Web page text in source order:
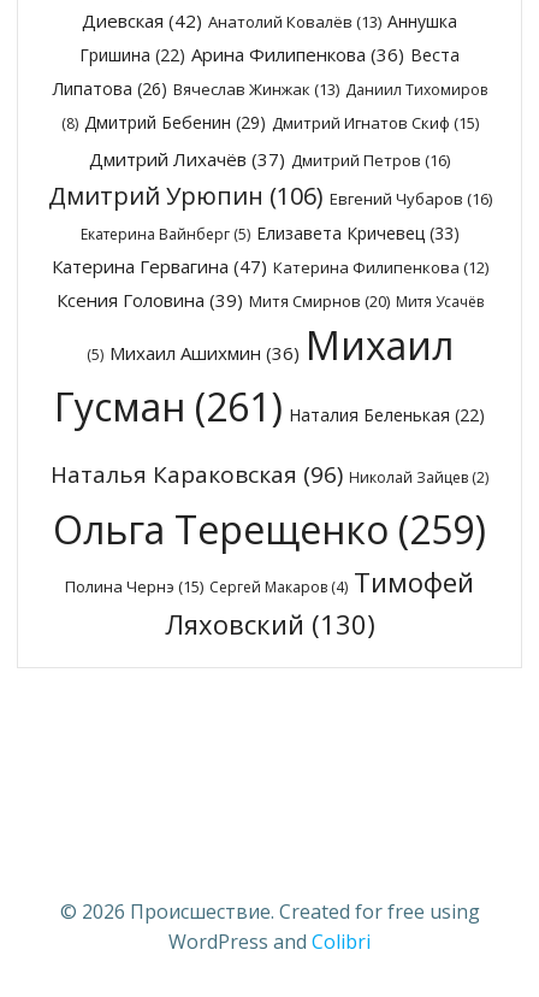
Диевская (42) Анатолий Ковалёв (13) Аннушка
Гришина (22) Арина Филипенкова (36) Веста
Липатова (26) Вячеслав Жинжак (13) Даниил Тихомиров
(8) Дмитрий Бебенин (29) Дмитрий Игнатов Скиф (15)
Дмитрий Лихачёв (37) Дмитрий Петров (16)
Дмитрий Урюпин (106) Евгений Чубаров (16)
Екатерина Вайнберг(5) Елизавета Кричевец (33)
Катерина Гервагина (47) Катерина Филипенкова (12)
Ксения Головина (39) Митя Смирнов (20) Митя Усачёв
(5) Михаил Ашихмин (36) Михаил
Гусман (261) Наталия Беленькая (22)
Наталья Караковская (96) Николай Зайцев (2)
Ольга Терещенко (259)
Полина Чернэ (15) Сергей Макаров (4) Тимофей
Ляховский (130)
© 2026 Происшествие. Created for free using
WordPress and Colibri